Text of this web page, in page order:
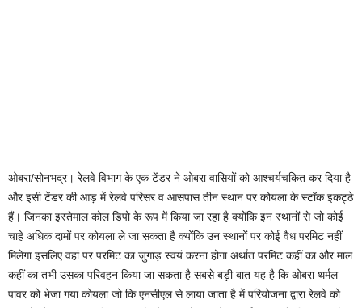
ओबरा/सोनभद्र। रेलवे विभाग के एक टेंडर ने ओबरा वासियों को आश्चर्यचकित कर दिया है
और इसी टेंडर की आड़ में रेलवे परिसर व आसपास तीन स्थान पर कोयला के स्टॉक इकट्ठे
हैं। जिनका इस्तेमाल कोल डिपो के रूप में किया जा रहा है क्योंकि इन स्थानों से जो कोई
चाहे अधिक दामों पर कोयला ले जा सकता है क्योंकि उन स्थानों पर कोई वैध परमिट नहीं
मिलेगा इसलिए वहां पर परमिट का जुगाड़ स्वयं करना होगा अर्थात परमिट कहीं का और माल
कहीं का तभी उसका परिवहन किया जा सकता है सबसे बड़ी बात यह है कि ओबरा थर्मल
पावर को भेजा गया कोयला जो कि एनसीएल से लाया जाता है में परियोजना द्वारा रेलवे को